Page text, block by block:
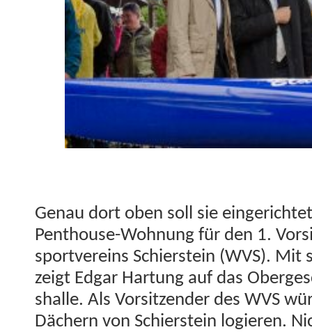
Genau dort oben soll sie
Pent­house-Woh­nung für den 1.
sportvere­ins Schier­stein (WVS). Mit
zeigt Edgar Har­tung auf das
shalle. Als Vor­sitzen­der des WVS
Däch­ern von Schier­stein logieren.